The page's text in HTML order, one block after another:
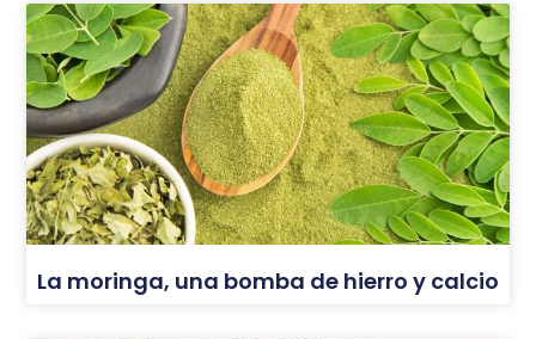
La moringa, una bomba de hierro y calcio